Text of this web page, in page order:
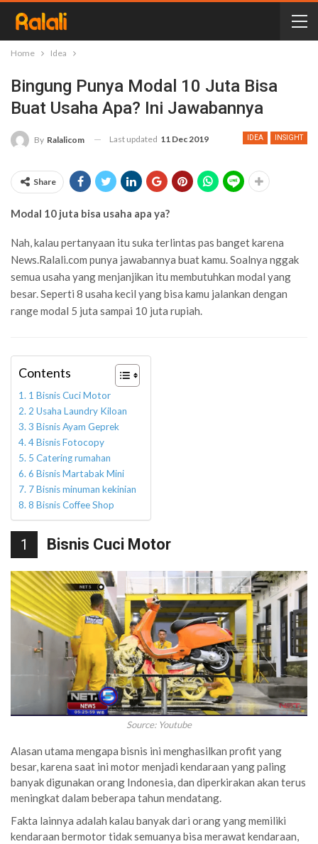
Home Idea
Bingung Punya Modal 10 Juta Bisa
Buat Usaha Apa? Ini Jawabannya
IDEA INSIGHT
By Ralalicom Last updated 11 Dec 2019
Share
Modal 10 juta bisa usaha apa ya?
Nah, kalau pertanyaan itu suka terlintas pas banget karena
News.Ralali.com punya jawabannya buat kamu. Soalnya nggak
semua usaha yang menjanjikan itu membutuhkan modal yang
besar. Seperti 8 usaha kecil yang bisa kamu jalankan dengan
range modal 5 juta sampai 10 juta rupiah.
Contents
1 Bisnis Cuci Motor
2 Usaha Laundry Kiloan
3 Bisnis Ayam Geprek
4 Bisnis Fotocopy
5 Catering rumahan
6 Bisnis Martabak Mini
7 Bisnis minuman kekinian
8 Bisnis Coffee Shop
1 Bisnis Cuci Motor
Source: Youtube
Alasan utama mengapa bisnis ini menghasilkan profit yang
besar, karena saat ini motor menjadi kendaraan yang paling
banyak digunakan orang Indonesia, dan diperkirakan akan terus
meningkat dalam beberapa tahun mendatang.
Fakta lainnya adalah kalau banyak dari orang yang memiliki
kendaraan bermotor tidak semuanya bisa merawat kendaraan,